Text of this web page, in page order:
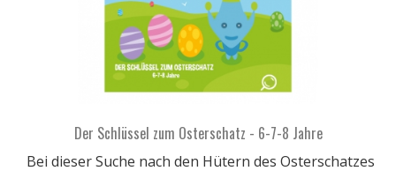
Der Schlüssel zum Osterschatz - 6-7-8 Jahre
Bei dieser Suche nach den Hütern des Osterschatzes